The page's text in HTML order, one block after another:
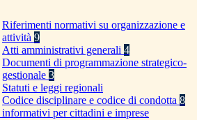
Riferimenti normativi su organizzazione e
attività 9
Atti amministrativi generali 4
Documenti di programmazione strategico-
gestionale 3
Statuti e leggi regionali
Codice disciplinare e codice di condotta 8
per cittadini e imprese